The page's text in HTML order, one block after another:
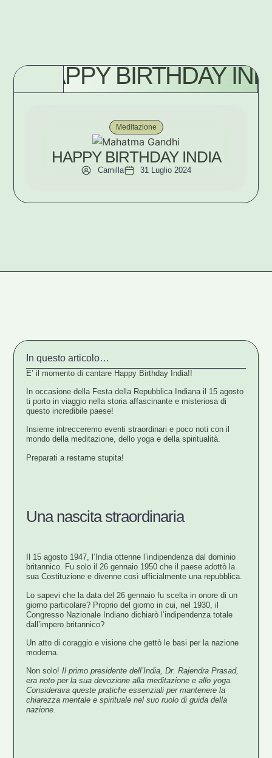
HAPPY BIRTHDAY
Meditazione
HAPPY BIRTHDAY INDIA
Camilla 31 Luglio 2024
In questo articolo…
E’ il momento di cantare Happy Birthday India!!
In occasione della Festa della Repubblica Indiana il 15 agosto
ti porto in viaggio nella storia affascinante e misteriosa di
questo incredibile paese!
Insieme intrecceremo eventi straordinari e poco noti con il
mondo della meditazione, dello yoga e della spiritualità.
Preparati a restarne stupita!
Una nascita straordinaria
Il 15 agosto 1947, l’India ottenne l’indipendenza dal dominio
britannico. Fu solo il 26 gennaio 1950 che il paese adottò la
sua Costituzione e divenne così ufficialmente una repubblica.
Lo sapevi che la data del 26 gennaio fu scelta in onore di un
giorno particolare? Proprio del giorno in cui, nel 1930, il
Congresso Nazionale Indiano dichiarò l’indipendenza totale
dall’impero britannico?
Un atto di coraggio e visione che gettò le basi per la nazione
moderna.
Non solo!Il primo presidente dell’India, Dr. Rajendra Prasad,
era noto per la sua devozione alla meditazione e allo yoga.
Considerava queste pratiche essenziali per mantenere la
chiarezza mentale e spirituale nel suo ruolo di guida della
nazione.